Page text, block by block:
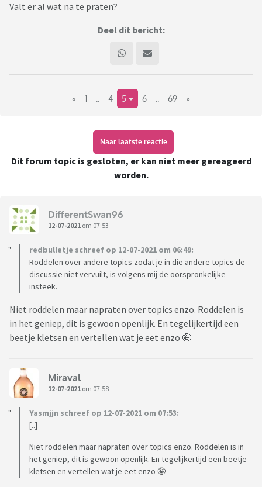
Valt er al wat na te praten?
Deel dit bericht:
« 1 4 5 6 69 »
Naar laatste reactie
Dit forum topic is gesloten, er kan niet meer gereageerd
worden.
DifferentSwan96
12-07-2021 om 07:53
redbulletje schreef op 12-07-2021 om 06:49:
Roddelen over andere topics zodat je in die andere topics de
discussie niet vervuilt, is volgens mij de oorspronkelijke
insteek.
Niet roddelen maar napraten over topics enzo. Roddelen is
in het geniep, dit is gewoon openlijk. En tegelijkertijd een
beetje kletsen en vertellen wat je eet enzo 🤪
Miraval
12-07-2021 om 07:58
Yasmjjn schreef op 12-07-2021 om 07:53:
[..]
Niet roddelen maar napraten over topics enzo. Roddelen is in
het geniep, dit is gewoon openlijk. En tegelijkertijd een beetje
kletsen en vertellen wat je eet enzo 🤪